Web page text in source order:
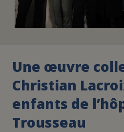
Une œuvre
Christian
enfants de
Trousseau